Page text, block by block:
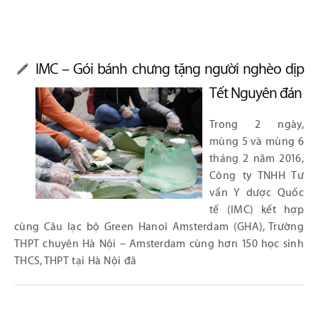
IMC – Gói bánh chưng tặng người nghèo dịp
Tết Nguyên đán
Trong 2 ngày,
mùng 5 và mùng 6
tháng 2 năm 2016,
Công ty TNHH Tư
vấn Y dược Quốc
tế (IMC) kết hợp
cùng Câu lạc bộ Green Hanoi Amsterdam (GHA), Trường
THPT chuyên Hà Nội – Amsterdam cùng hơn 150 học sinh
THCS, THPT tại Hà Nội đã